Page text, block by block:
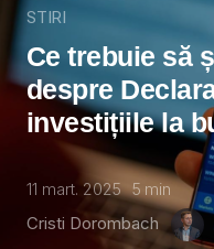
STIRI
Ce trebuie să
despre
investițiile la
11 mart. 2025 5 min
Cristi Dorombach